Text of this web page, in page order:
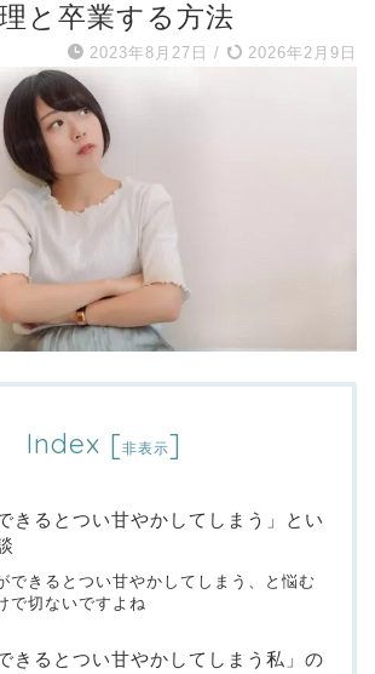
と卒業する方法
2023年8月27日 / 2026年2月9日
Index [非表示]
きるとつい甘やかしてしまう」とい
できるとつい甘やかしてしまう、と悩む
で切ないですよね
きるとつい甘やかしてしまう私」の